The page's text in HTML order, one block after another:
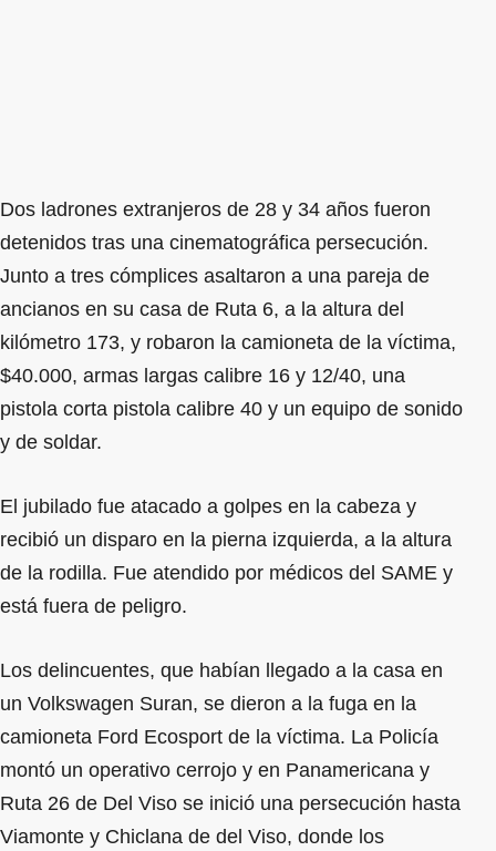
Dos ladrones extranjeros de 28 y 34 años fueron
detenidos tras una cinematográfica persecución.
Junto a tres cómplices asaltaron a una pareja de
ancianos en su casa de Ruta 6, a la altura del
kilómetro 173, y robaron la camioneta de la víctima,
$40.000, armas largas calibre 16 y 12/40, una
pistola corta pistola calibre 40 y un equipo de sonido
y de soldar.
El jubilado fue atacado a golpes en la cabeza y
recibió un disparo en la pierna izquierda, a la altura
de la rodilla. Fue atendido por médicos del SAME y
está fuera de peligro.
Los delincuentes, que habían llegado a la casa en
un Volkswagen Suran, se dieron a la fuga en la
camioneta Ford Ecosport de la víctima. La Policía
montó un operativo cerrojo y en Panamericana y
Ruta 26 de Del Viso se inició una persecución hasta
Viamonte y Chiclana de del Viso, donde los